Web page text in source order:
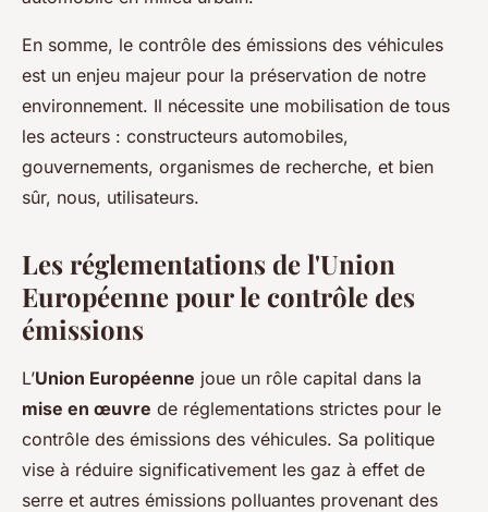
En somme, le contrôle des émissions des véhicules
est un enjeu majeur pour la préservation de notre
environnement. Il nécessite une mobilisation de tous
les acteurs : constructeurs automobiles,
gouvernements, organismes de recherche, et bien
sûr, nous, utilisateurs.
Les réglementations de l'Union
Européenne pour le contrôle des
émissions
L’Union Européenne joue un rôle capital dans la
mise en œuvre de réglementations strictes pour le
contrôle des émissions des véhicules. Sa politique
vise à réduire significativement les gaz à effet de
serre et autres émissions polluantes provenant des